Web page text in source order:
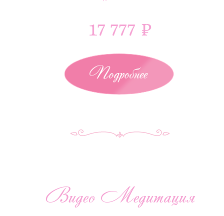
17 777 ₽
Подробнее
Видео Медитация